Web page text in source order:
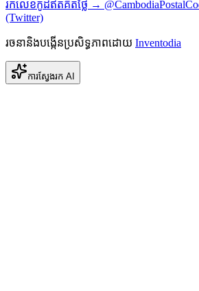
រកលេខកូដឥតគិតថ្លៃ →
(Twitter)
រចនានិងបង្កើនប្រសិទ្ធភាពដោយ Inventodia
ការស្វែងរក AI